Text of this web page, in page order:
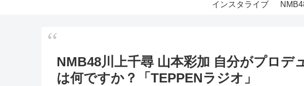
インスタライブ
NMB48川上千尋 山本彩加 自分がプロデ
は何ですか？「TEPPENラジオ」